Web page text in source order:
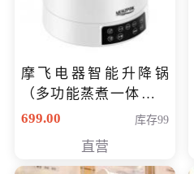
摩飞电器智能升降锅
（多功能蒸煮一体锅）
（智能升降养生锅） 会
699.00 库存99
直营